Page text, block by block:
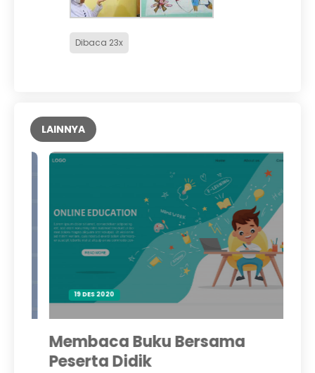
Dibaca 23x
LAINNYA
19 DES 2020
Membaca Buku Bersama
Peserta Didik